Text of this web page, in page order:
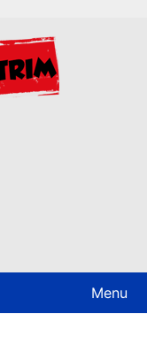
Menu